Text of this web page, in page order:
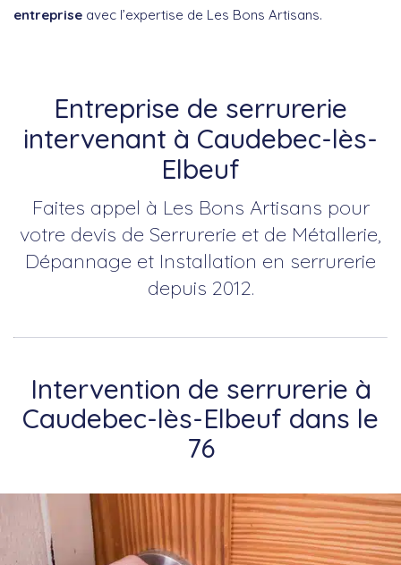
entreprise avec l’expertise de Les Bons Artisans.
Entreprise de serrurerie
intervenant à Caudebec-lès-
Elbeuf
Faites appel à Les Bons Artisans pour
votre devis de Serrurerie et de Métallerie,
Dépannage et Installation en serrurerie
depuis 2012.
Intervention de serrurerie à
Caudebec-lès-Elbeuf dans le
76